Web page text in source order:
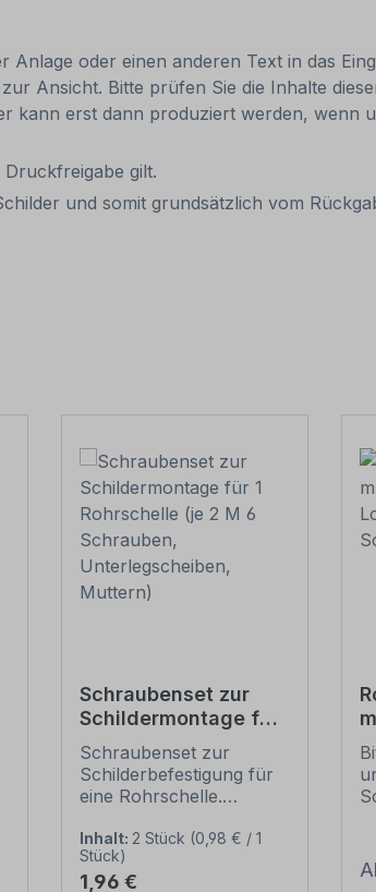
oder einen anderen Text in das
Ansicht. Bitte prüfen Sie die Inhalte
kann erst dann produziert werden, wenn
gilt.
und somit grundsätzlich vom
Schraubenset zur
Schildermontage für
1 Rohrschelle (je 2 M
6 Schrauben,
Unterlegscheiben,
Schraubenset zur
Schilderbefestigung für
eine Rohrschelle.
Schraubensets zur
Schilderbefestigung:
Ausführung: Stahl,
Inhalt: 2 Stück (0,98 € / 1
Stück)
Regulärer Preis:
1,96 €